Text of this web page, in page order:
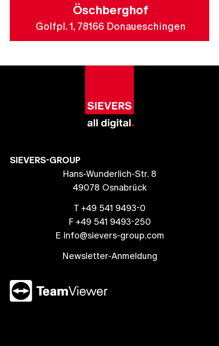
Öschberghof
Golfpl. 1, 78166 Donaueschingen
SIEVERS-GROUP
Hans-Wunderlich-Str. 8
49078 Osnabrück
T +49 541 9493-0
F +49 541 9493-250
E info@sievers-group.com
Newsletter-Anmeldung